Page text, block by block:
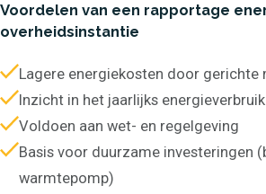
Gebouw
en Controle
(GACS)
ISO 50.001
Voordelen van een rapportage
overheidsinstantie
Lagere energiekosten door gerichte
Inzicht in het jaarlijks
Voldoen aan wet- en regelgeving
Basis voor duurzame investeringen
warmtepomp)